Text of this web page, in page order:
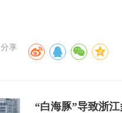
分享
“白海豚”导致浙